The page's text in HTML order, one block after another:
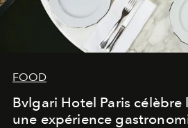
FOOD
Bvlgari Hotel Paris
une expérience